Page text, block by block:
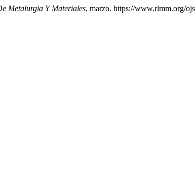
Metalurgia Y Materiales, marzo. https://www.rlmm.org/